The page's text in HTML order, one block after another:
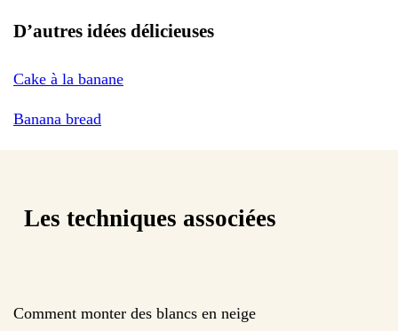
D’autres idées délicieuses
Cake à la banane
Banana bread
Les techniques associées
Comment monter des blancs en neige